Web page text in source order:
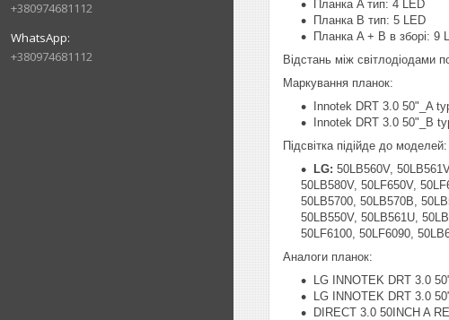
+380974681112
+380974681112
Планка A тип: 4 LED
Планка B тип: 5 LED
Планка A + B в зборі: 9
Відстань між світлодіодами
Маркування планок:
Innotek DRT 3.0 50"_A
Innotek DRT 3.0 50"_B
Підсвітка підійде до моделей:
LG: 50LB560V,
50LB580V, 50LF650V,
50LB5700, 50LB570B,
50LB550V, 50LB561U,
50LF6100, 50LF6090,
Аналоги планок:
LG INNOTEK DRT 3.0
LG INNOTEK DRT 3.0
DIRECT 3.0 50INCH A